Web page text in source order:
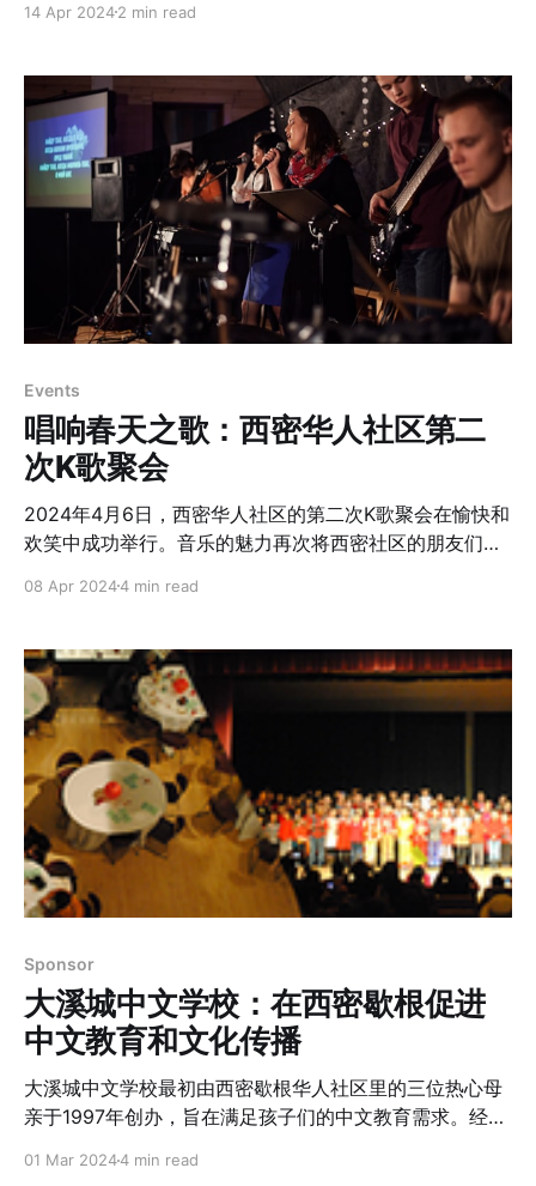
利进行，网上有安全手册和录像可供第一次参加的朋友阅
参加密西根州的公路领养活动已经有37年的历史（据老会
员回忆，此活动始于1987年），每年根据州政府建议的日
期，组织社区华人进行三次承包公路的清理工作。我们的
参与不仅提高了项目的可见性，也强化了社区内部的团结
和对公共事业的支持。 2024年4月13日，十名来自西密华
协的志愿者参与了2024年度春季高速公路清理活动，其中
包括两位年逾古稀（70岁+）的朋友。大家兵分几路，花
费了两个多小时的时间，对华协维护路段进行了清理工
作。从左到右：刘洪建 ，刘瑞杰，汪波，生勇敏，王红贤
，姚洁，王钰， 王友瑛，Osmond和俞匡平。 志愿者的
成的保障。每一位参与者的参与都体现了一种深刻的社区
责任感和对环境保护的承诺。他们的行动帮助提升了公路
的美观和安全，同时也减少了对环境的负面影响，如野生
动物
14 Apr 20242 min read
Events
唱响春天之歌：西密华人社区第二
次K歌聚会
2024年4月6日，西密华人社区的第二次K歌聚会在愉快和
欢笑中成功举行。音乐的魅力再次将西密社区的朋友们紧
各种形式的音乐表演让整个活动充满了动感与温馨，音乐
古典到现代，从中文，英文到外文歌曲，多样化的选择展
现了社区成员的广泛音乐品味和深厚情感。 独唱环节中，
曲目如“听闻远方有你”和“今夜无眠”深情款款，让人感受到
歌者的情感流露和深夜的寂寞思绪。而在双人合唱中，“你
怎么舍得我难过”和“如愿”展现了情侣或好友间的默契与深
情。 此外，家庭合唱和小组合唱环节则展示了社区的团结
和多元文化的融合。例如，“活出爱”和“只要平凡”两首合唱
曲目，不仅带来了和谐的旋律，也传递了社区成员间互助
和共融的美好信息。而传统曲目如“九月九的酒”和“陇上
行”，则让在场的每一个人感受到了浓厚的地方文化色彩和
Mucho ”和“What a Wonderful World”则跨越了语言和文
化的界限，让在场的华人与非华人朋友们共同感受到了世
界的广阔与美好。这些
08 Apr 20244 min read
Sponsor
大溪城中文学校：在西密歇根促进
中文教育和文化传播
大溪城中文学校最初由西密歇根华人社区里的三位热心母
亲于1997年创办，旨在满足孩子们的中文教育需求。经过
01 Mar 20244 min read